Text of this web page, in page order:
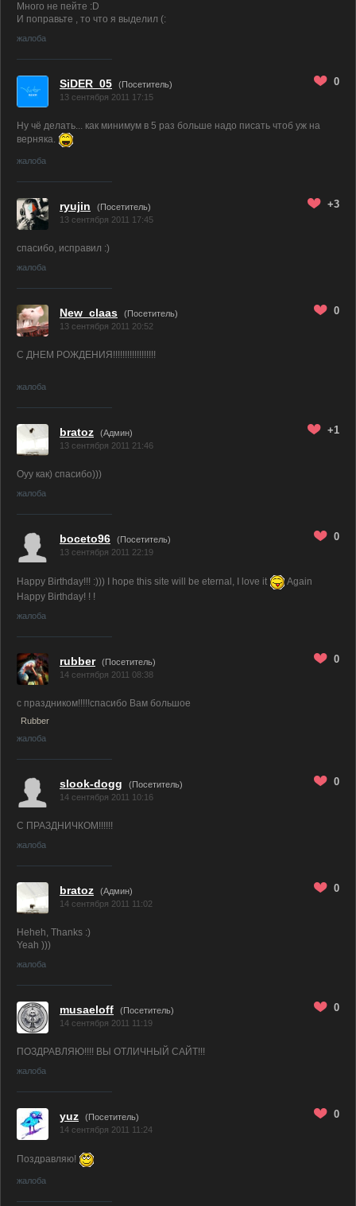
Много не пейте :D
И поправьте , то что я выделил (:
жалоба
SiDER_05
(Посетитель)
13 сентября 2011 17:15
0
Ну чё делать... как минимум в 5 раз больше надо писать чтоб уж на
верняка.
жалоба
ryujin
(Посетитель)
13 сентября 2011 17:45
+3
спасибо, исправил :)
жалоба
New_claas
(Посетитель)
13 сентября 2011 20:52
0
С ДНЕМ РОЖДЕНИЯ!!!!!!!!!!!!!!!!!!
жалоба
bratoz (Админ)
13 сентября 2011 21:46
+1
Оуу как) спасибо)))
жалоба
boceto96
(Посетитель)
13 сентября 2011 22:19
0
Happy Birthday!!! :))) I hope this site will be eternal, I love it
Again
Happy Birthday! ! !
жалоба
rubber
(Посетитель)
14 сентября 2011 08:38
0
с праздником!!!!!спасибо Вам большое
Rubber
жалоба
slook-dogg
(Посетитель)
14 сентября 2011 10:16
0
С ПРАЗДНИЧКОМ!!!!!!
жалоба
bratoz (Админ)
14 сентября 2011 11:02
0
Heheh, Thanks :)
Yeah )))
жалоба
musaeloff
(Посетитель)
14 сентября 2011 11:19
0
ПОЗДРАВЛЯЮ!!!! ВЫ ОТЛИЧНЫЙ САЙТ!!!
жалоба
yuz
(Посетитель)
14 сентября 2011 11:24
0
Поздравляю!
жалоба